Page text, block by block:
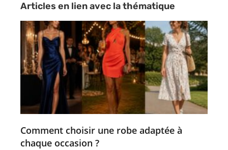
Articles en lien avec la thématique
Comment choisir une robe adaptée à
chaque occasion ?